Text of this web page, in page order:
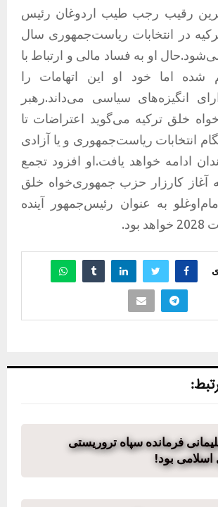
رقیب رجب طیب اردوغان رئیس
در انتخابات ریاست‌جمهوری سال
می‌شود.حال او به فساد مالی و ارتباط با
شده اما خود او این اتهامات را
انگیزه‌های سیاسی می‌داند.رهبر
خلق ترکیه می‌گوید اعتراضات تا
انتخابات ریاست‌جمهوری و یا آزادی
ادامه خواهد یافت.او افزود تجمع
آغاز کارزار حزب جمهوری‌خواه خلق
به عنوان رئیس‌جمهور آینده
فرمانده سپاه تروریستی
بود!